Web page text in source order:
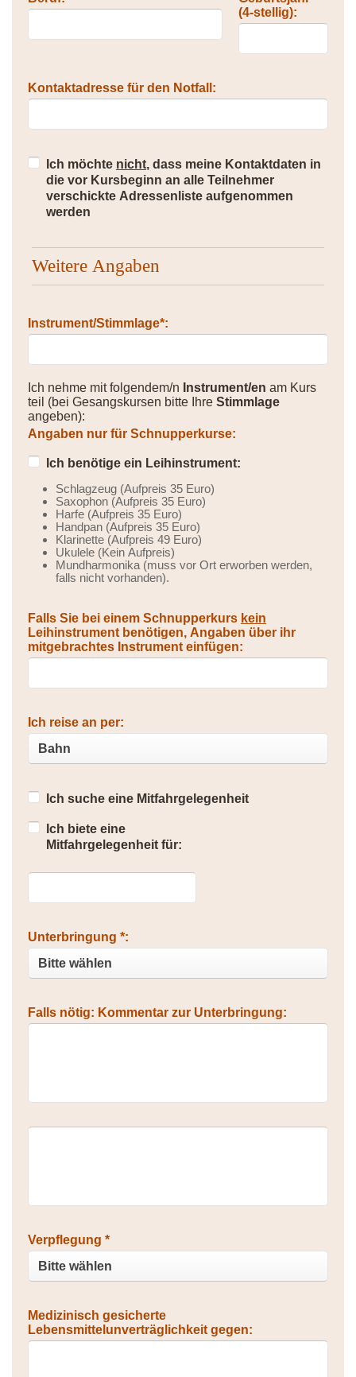
(4-stellig):
Kontaktadresse für den Notfall:
Ich möchte nicht, dass meine Kontaktdaten in
die vor Kursbeginn an alle Teilnehmer
verschickte Adressenliste aufgenommen
werden
Weitere Angaben
Instrument/Stimmlage*:
Ich nehme mit folgendem/n Instrument/en am Kurs
teil (bei Gesangskursen bitte Ihre Stimmlage
angeben):
Angaben nur für Schnupperkurse:
Ich benötige ein Leihinstrument:
Schlagzeug (Aufpreis 35 Euro)
Saxophon (Aufpreis 35 Euro)
Harfe (Aufpreis 35 Euro)
Handpan (Aufpreis 35 Euro)
Klarinette (Aufpreis 49 Euro)
Ukulele (Kein Aufpreis)
Mundharmonika (muss vor Ort erworben werden,
falls nicht vorhanden).
Falls Sie bei einem Schnupperkurs kein
Leihinstrument benötigen, Angaben über ihr
mitgebrachtes Instrument einfügen:
Ich reise an per:
Ich suche eine Mitfahrgelegenheit
Ich biete eine
Mitfahrgelegenheit für:
Unterbringung *:
Falls nötig: Kommentar zur Unterbringung:
Verpflegung *
Medizinisch gesicherte
Lebensmittelunverträglichkeit gegen: